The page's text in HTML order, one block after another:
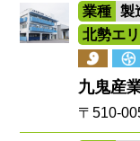
業種
製
北勢エ
九鬼産
〒510-